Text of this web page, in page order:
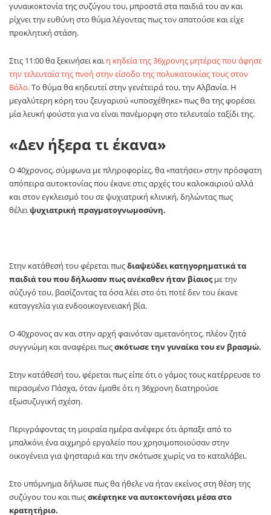
γυναικοκτονία της συζύγου του, μπροστά στα παιδιά του αν και
ρίχνει την ευθύνη στο θύμα λέγοντας πως τον απατούσε και είχε
προκλητική στάση.
Στις 11:00 θα ξεκινήσει καιη κηδεία της 36χρονης μητέρας που άφησε
την τελευταία της πνοή στην είσοδο της πολυκατοικίας τους στον
Βόλο.Το θύμα θα κηδευτεί στην γενέτειρά του, την Αλβανία. Η
μεγαλύτερη κόρη του ζευγαριού «υποσχέθηκε» πως θα της φορέσει
μία λευκή φούστα για να είναι πανέμορφη στο τελευταίο ταξίδι της.
«Δεν ήξερα τι έκανα»
Ο 40χρονος, σύμφωνα με πληροφορίες, θα «πατήσει» στην πρόσφατη
απόπειρα αυτοκτονίας που έκανε στις αρχές του καλοκαιριού αλλά
και στον εγκλεισμό του σε ψυχιατρική κλινική, δηλώντας πως
θέλειψυχιατρική πραγματογνωμοσύνη.
Στην κατάθεσή του φέρεται πωςδιαψεύδει κατηγορηματικά τα
παιδιά του που δήλωσαν πως ανέκαθεν ήταν βίαιοςμε την
σύζυγό του, βασίζοντας τα όσα λέει στο ότι ποτέ δεν του έκανε
καταγγελία για ενδοοικογενειακή βία.
Ο 40χρονος αν και στην αρχή φαινόταν αμετανόητος, πλέον ζητά
συγγνώμη και αναφέρει πωςσκότωσε την γυναίκα του εν βρασμώ.
Στην κατάθεσή του, φέρεται πως είπε ότι ο γάμος τους κατέρρευσε το
περασμένο Πάσχα, όταν έμαθε ότι η 36χρονη διατηρούσε
εξωσυζυγική σχέση.
Περιγράφοντας τη μοιραία ημέρα ανέφερε ότι άρπαξε από το
μπαλκόνι ένα αιχμηρό εργαλείο που χρησιμοποιούσαν στην
οικογένεια για ψησταριά και την σκότωσε χωρίς να το καταλάβει.
Στο υπόμνημα δήλωσε πως θα ήθελε να ήταν εκείνος στη θέση της
συζύγου του και πωςσκέφτηκε να αυτοκτονήσει μέσα στο
κρατητήριο.